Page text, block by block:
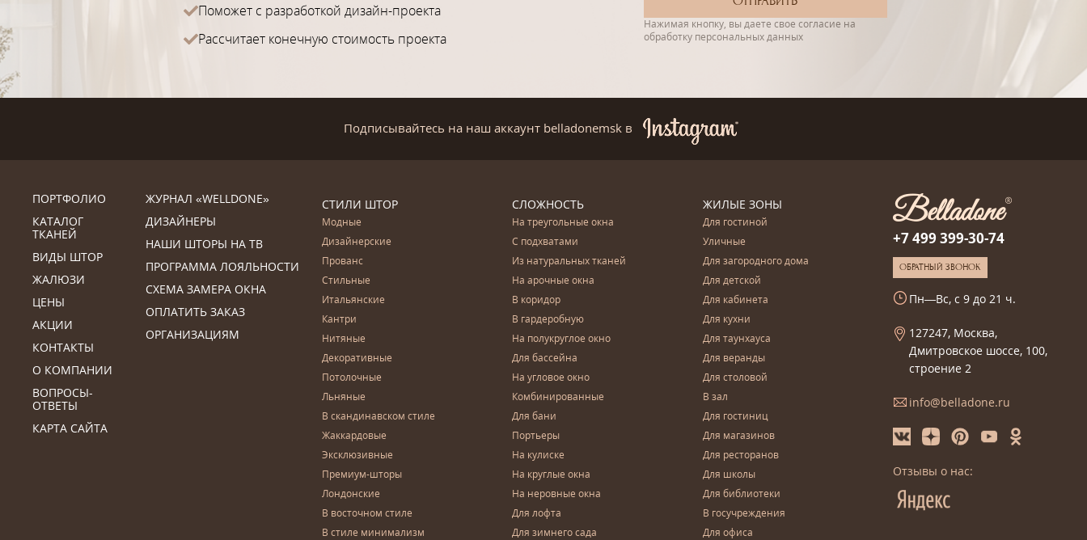
Поможет с разработкой дизайн-проекта
Рассчитает конечную стоимость проекта
Нажимая кнопку, вы даете свое согласие на
обработку персональных данных
Подписывайтесь на наш аккаунт belladonemsk в
ПОРТФОЛИО
КАТАЛОГ
ТКАНЕЙ
ВИДЫ ШТОР
ЖАЛЮЗИ
ЦЕНЫ
АКЦИИ
КОНТАКТЫ
О КОМПАНИИ
ВОПРОСЫ-
ОТВЕТЫ
КАРТА САЙТА
ЖУРНАЛ «WELLDONE»
ДИЗАЙНЕРЫ
НАШИ ШТОРЫ НА ТВ
ПРОГРАММА ЛОЯЛЬНОСТИ
СХЕМА ЗАМЕРА ОКНА
ОПЛАТИТЬ ЗАКАЗ
ОРГАНИЗАЦИЯМ
СТИЛИ ШТОР
Модные
Дизайнерские
Прованс
Стильные
Итальянские
Кантри
Нитяные
Декоративные
Потолочные
Льняные
В скандинавском стиле
Жаккардовые
Эксклюзивные
Премиум-шторы
Лондонские
В восточном стиле
В стиле минимализм
СЛОЖНОСТЬ
На треугольные окна
С подхватами
Из натуральных тканей
На арочные окна
В коридор
В гардеробную
На полукруглое окно
Для бассейна
На угловое окно
Комбинированные
Для бани
Портьеры
На кулиске
На круглые окна
На неровные окна
Для лофта
Для зимнего сада
ЖИЛЫЕ ЗОНЫ
Для гостиной
Уличные
Для загородного дома
Для детской
Для кабинета
Для кухни
Для таунхауса
Для веранды
Для столовой
В зал
Для гостиниц
Для магазинов
Для ресторанов
Для школы
Для библиотеки
В госучреждения
Для офиса
+7 499 399-30-74
ОБРАТНЫЙ ЗВОНОК
Пн—Вс, с 9 до 21 ч.
127247, Москва,
Дмитровское шоссе, 100,
строение 2
info@belladone.ru
Отзывы о нас: